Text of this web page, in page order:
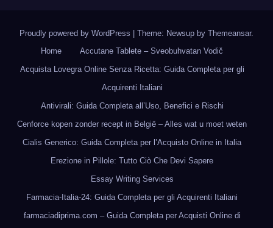
Proudly powered by WordPress | Theme: Newsup by Themeansar.
Home
Accutane Tablete – Sveobuhvatan Vodič
Acquista Lovegra Online Senza Ricetta: Guida Completa per gli
Acquirenti Italiani
Antivirali: Guida Completa all’Uso, Benefici e Rischi
Cenforce kopen zonder recept in België – Alles wat u moet weten
Cialis Generico: Guida Completa per l’Acquisto Online in Italia
Erezione in Pillole: Tutto Ciò Che Devi Sapere
Essay Writing Services
Farmacia-Italia-24: Guida Completa per gli Acquirenti Italiani
farmaciadiprima.com – Guida Completa per Acquisti Online di